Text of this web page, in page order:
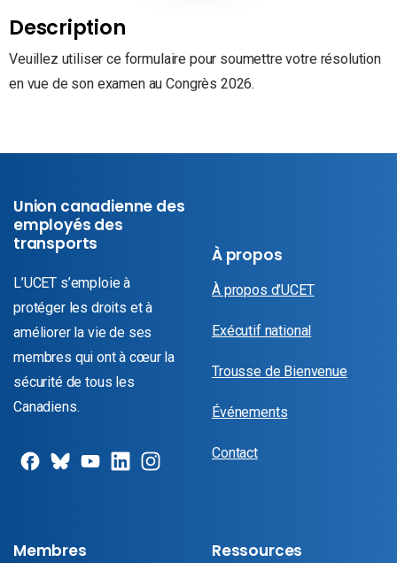
Description
Veuillez utiliser ce formulaire pour soumettre votre résolution
en vue de son examen au Congrès 2026.
Union canadienne des
employés des
transports
L’UCET s’emploie à
protéger les droits et à
améliorer la vie de ses
membres qui ont à cœur la
sécurité de tous les
Canadiens.
À propos
À propos d’UCET
Exécutif national
Trousse de Bienvenue
Événements
Contact
Membres Ressources